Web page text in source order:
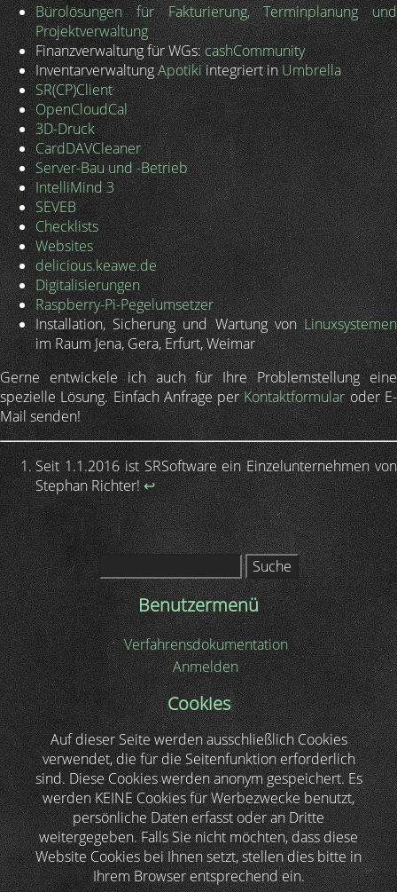
Bürolösungen für Fakturierung, Terminplanung und
Projektverwaltung
Finanzverwaltung für WGs:cashCommunity
InventarverwaltungApotikiintegriert inUmbrella
SR(CP)Client
OpenCloudCal
3D-Druck
CardDAVCleaner
Server-Bau und -Betrieb
IntelliMind 3
SEVEB
Checklists
Websites
delicious.keawe.de
Digitalisierungen
Raspberry-Pi-Pegelumsetzer
Installation, Sicherung und Wartung vonLinuxsystemen
im Raum Jena, Gera, Erfurt, Weimar
Gerne entwickele ich auch für Ihre Problemstellung eine
spezielle Lösung. Einfach Anfrage perKontaktformularoder E-
Mail senden!
Seit 1.1.2016 ist SRSoftware ein Einzelunternehmen von
Stephan Richter!↩︎
Suche
Benutzermenü
Verfahrensdokumentation
Anmelden
Cookies
Auf dieser Seite werden ausschließlich Cookies
verwendet, die für die Seitenfunktion erforderlich
sind. Diese Cookies werden anonym gespeichert. Es
werden KEINE Cookies für Werbezwecke benutzt,
persönliche Daten erfasst oder an Dritte
weitergegeben. Falls Sie nicht möchten, dass diese
Website Cookies bei Ihnen setzt, stellen dies bitte in
Ihrem Browser entsprechend ein.